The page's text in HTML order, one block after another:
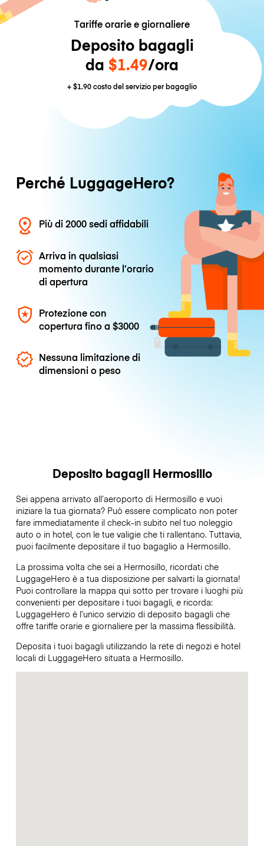
Tariffe orarie e giornaliere
Deposito bagagli
da $1.49/ora
+$1.90costo del servizio per bagaglio
Perché LuggageHero?
Più di 2000 sedi affidabili
Arriva in qualsiasi
momento durante l’orario
di apertura
Protezione con
copertura fino a$3000
Nessuna limitazione di
dimensioni o peso
Deposito bagagli Hermosillo
Sei appena arrivato all’aeroporto di Hermosillo e vuoi
iniziare la tua giornata? Può essere complicato non poter
fare immediatamente il check-in subito nel tuo noleggio
auto o in hotel, con le tue valigie che ti rallentano. Tuttavia,
puoi facilmente depositare il tuo bagaglio a Hermosillo.
La prossima volta che sei a Hermosillo, ricordati che
LuggageHero è a tua disposizione per salvarti la giornata!
Puoi controllare la mappa qui sotto per trovare i luoghi più
convenienti per depositare i tuoi bagagli, e ricorda:
LuggageHero è l’unico servizio di deposito bagagli che
offre tariffe orarie e giornaliere per la massima flessibilità.
Deposita i tuoi bagagli utilizzando la rete di negozi e hotel
locali di LuggageHero situata a Hermosillo.